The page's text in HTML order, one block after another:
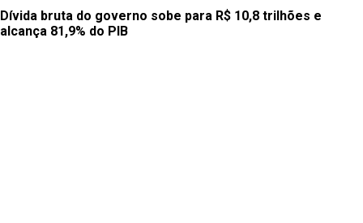
Dívida bruta do governo sobe para R$ 10,8 trilhões e
alcança 81,9% do PIB